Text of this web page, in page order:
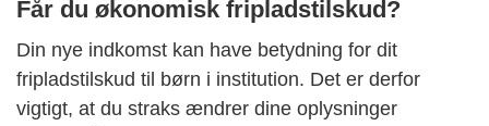
Får du økonomisk fripladstilskud?
Din nye indkomst kan have betydning for dit
fripladstilskud til børn i institution. Det er derfor
vigtigt, at du straks ændrer dine oplysninger